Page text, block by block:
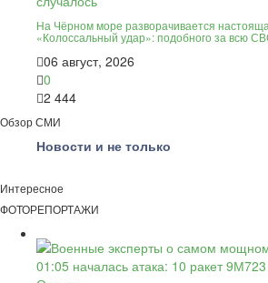
На Чёрном море разворачивается
«Колоссальный удар»: подобного за всю
06 август, 2026
0
2 444
Обзор СМИ
Новости и не только
Интересное
ФОТОРЕПОРТАЖИ